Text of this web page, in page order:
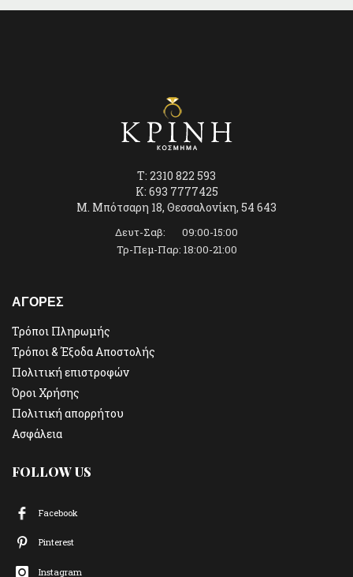
T: 2310 822 593
K: 693 7777425
Μ. Μπότσαρη 18, Θεσσαλονίκη, 54 643
Δευτ-Σαβ: 09:00-15:00
Τρ-Πεμ-Παρ: 18:00-21:00
ΑΓΟΡΕΣ
Τρόποι Πληρωμής
Τρόποι & Έξοδα Αποστολής
Πολιτική επιστροφών
Όροι Χρήσης
Πολιτική απορρήτου
Ασφάλεια
FOLLOW US
Facebook
Pinterest
Instagram